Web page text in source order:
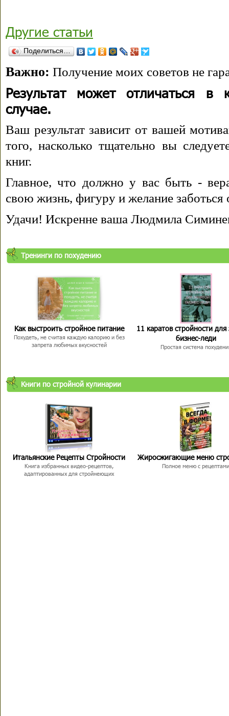
Другие статьи
Поделиться…
Важно: Получение моих советов не
Результат может отличаться в
случае.
Ваш результат зависит от вашей
того, насколько тщательно вы
книг.
Главное, что должно у вас быть -
свою жизнь, фигуру и желание заботься
Удачи! Искренне ваша Людмила
Тренинги по похудению
Как выстроить стройное питание
Похудеть, не считая каждую калорию и без
запрета любимых вкусностей
11 каратов стройности для
бизнес-леди
Простая система
Книги по стройной кулинарии
Итальянские Рецепты Стройности
Книга избранных видео-рецептов,
адаптированных для стройнеющих
Жиросжигающие меню
Полное меню с рецептами